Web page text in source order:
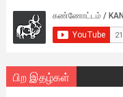
பிற இதழ்கள்